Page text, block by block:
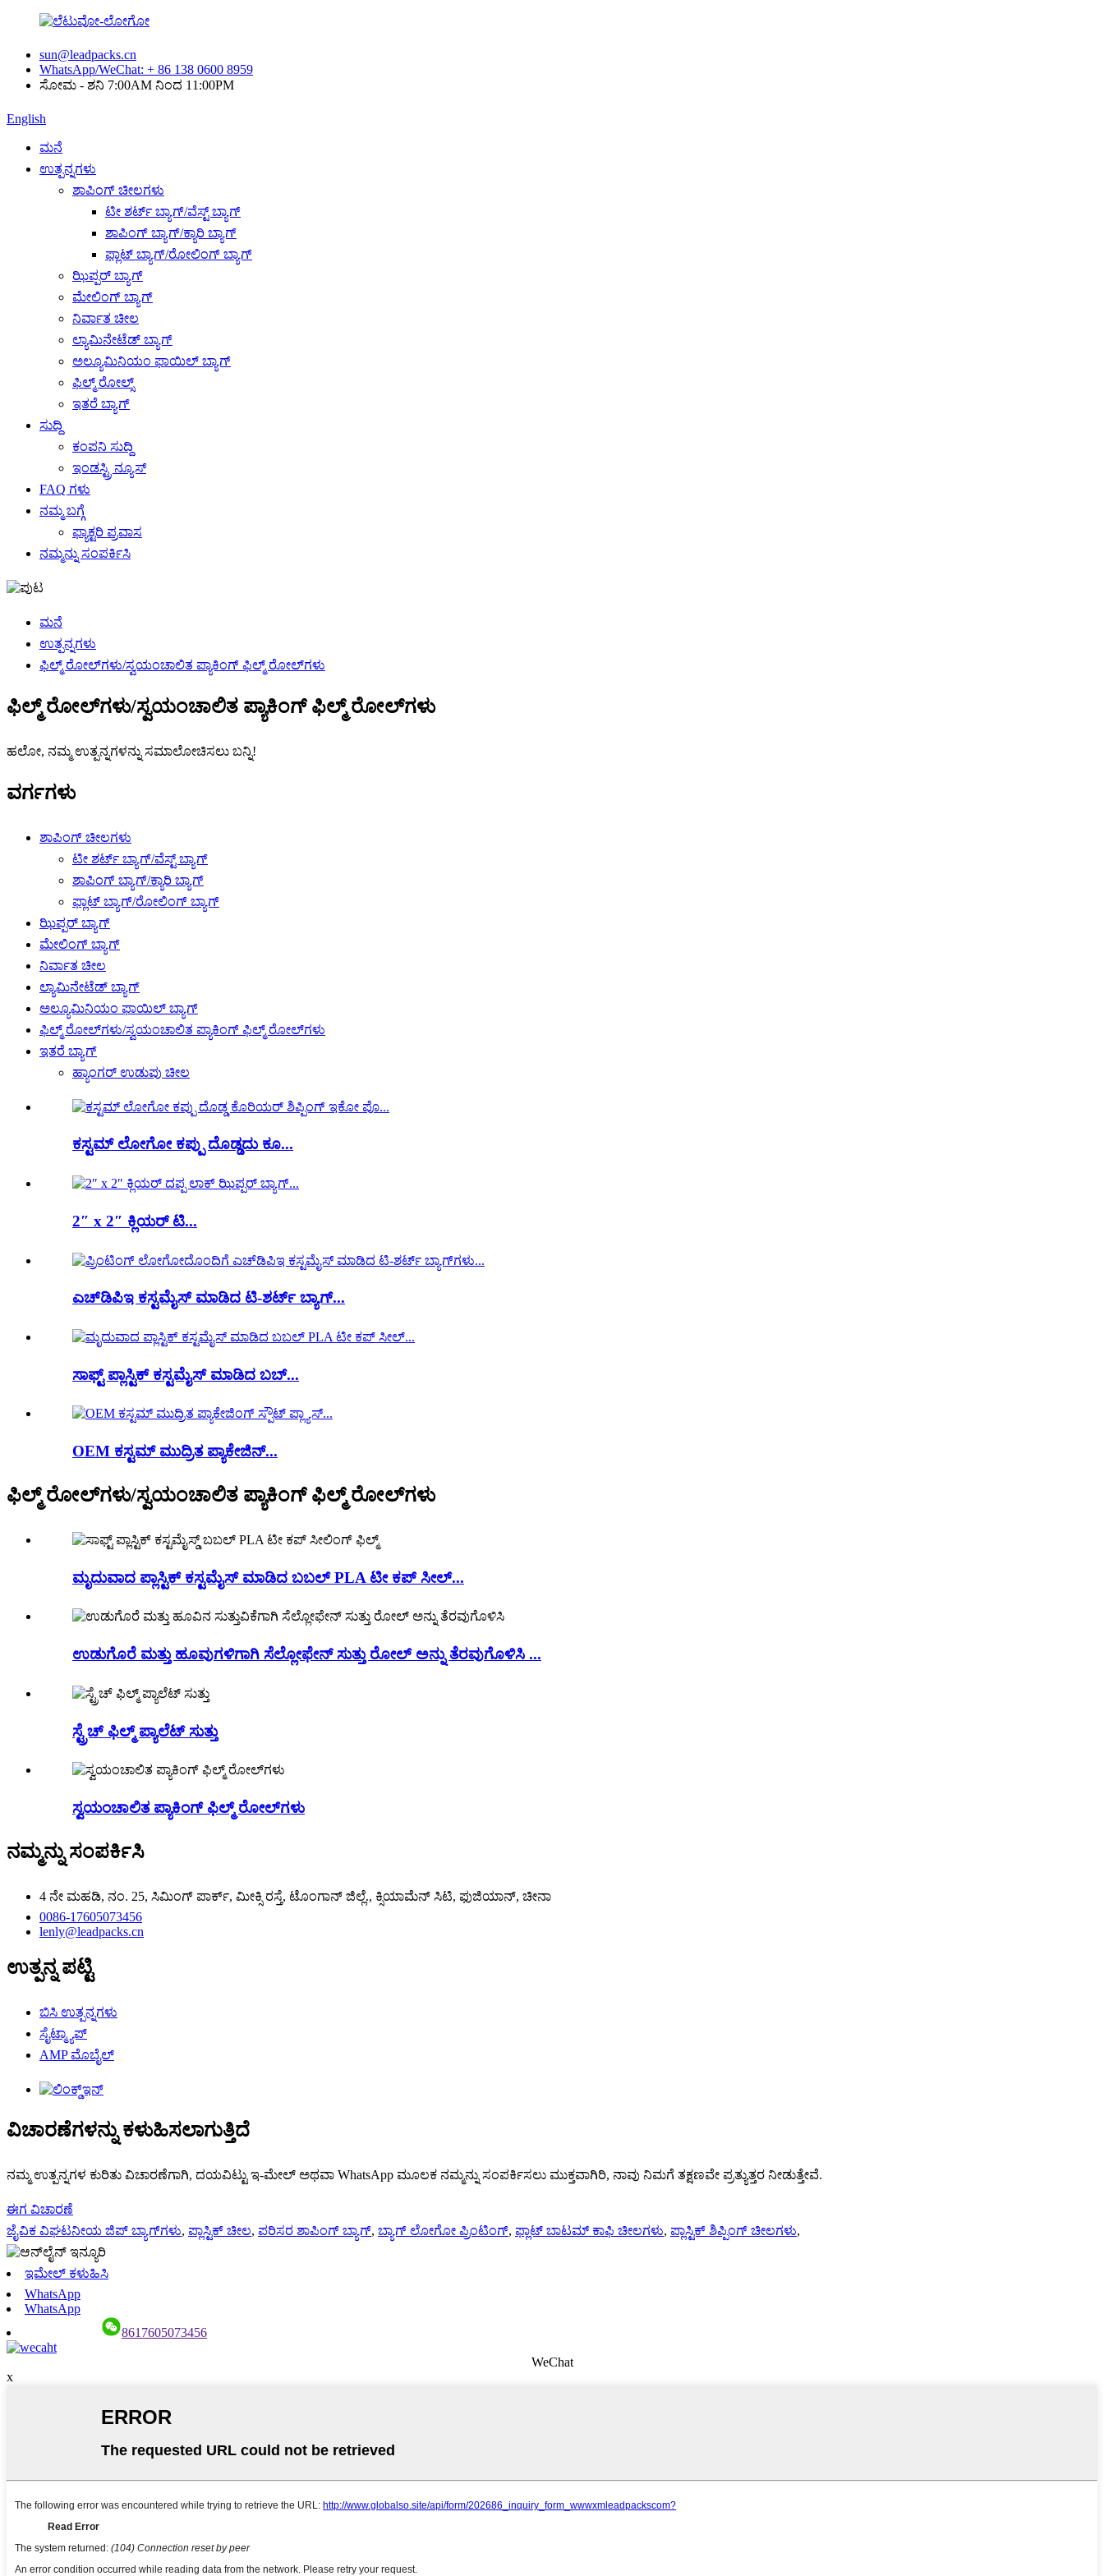
sun@leadpacks.cn
WhatsApp/WeChat: + 86 138 0600 8959
ಸೋಮ - ಶನಿ 7:00AM ನಿಂದ 11:00PM
English
ಮನೆ
ಉತ್ಪನ್ನಗಳು
ಶಾಪಿಂಗ್ ಚೀಲಗಳು
ಟೀ ಶರ್ಟ್ ಬ್ಯಾಗ್/ವೆಸ್ಟ್ ಬ್ಯಾಗ್
ಶಾಪಿಂಗ್ ಬ್ಯಾಗ್/ಕ್ಯಾರಿ ಬ್ಯಾಗ್
ಫ್ಲಾಟ್ ಬ್ಯಾಗ್/ರೋಲಿಂಗ್ ಬ್ಯಾಗ್
ಝಿಪ್ಪರ್ ಬ್ಯಾಗ್
ಮೇಲಿಂಗ್ ಬ್ಯಾಗ್
ನಿರ್ವಾತ ಚೀಲ
ಲ್ಯಾಮಿನೇಟೆಡ್ ಬ್ಯಾಗ್
ಅಲ್ಯೂಮಿನಿಯಂ ಫಾಯಿಲ್ ಬ್ಯಾಗ್
ಫಿಲ್ಮ್ ರೋಲ್ಸ್
ಇತರೆ ಬ್ಯಾಗ್
ಸುದ್ದಿ
ಕಂಪನಿ ಸುದ್ದಿ
ಇಂಡಸ್ಟ್ರಿ ನ್ಯೂಸ್
FAQ ಗಳು
ನಮ್ಮ ಬಗ್ಗೆ
ಫ್ಯಾಕ್ಟರಿ ಪ್ರವಾಸ
ನಮ್ಮನ್ನು ಸಂಪರ್ಕಿಸಿ
ಮನೆ
ಉತ್ಪನ್ನಗಳು
ಫಿಲ್ಮ್ ರೋಲ್‌ಗಳು/ಸ್ವಯಂಚಾಲಿತ ಪ್ಯಾಕಿಂಗ್ ಫಿಲ್ಮ್ ರೋಲ್‌ಗಳು
ಫಿಲ್ಮ್ ರೋಲ್‌ಗಳು/ಸ್ವಯಂಚಾಲಿತ ಪ್ಯಾಕಿಂಗ್ ಫಿಲ್ಮ್ ರೋಲ್‌ಗಳು
ಹಲೋ, ನಮ್ಮ ಉತ್ಪನ್ನಗಳನ್ನು ಸಮಾಲೋಚಿಸಲು ಬನ್ನಿ!
ವರ್ಗಗಳು
ಶಾಪಿಂಗ್ ಚೀಲಗಳು
ಟೀ ಶರ್ಟ್ ಬ್ಯಾಗ್/ವೆಸ್ಟ್ ಬ್ಯಾಗ್
ಶಾಪಿಂಗ್ ಬ್ಯಾಗ್/ಕ್ಯಾರಿ ಬ್ಯಾಗ್
ಫ್ಲಾಟ್ ಬ್ಯಾಗ್/ರೋಲಿಂಗ್ ಬ್ಯಾಗ್
ಝಿಪ್ಪರ್ ಬ್ಯಾಗ್
ಮೇಲಿಂಗ್ ಬ್ಯಾಗ್
ನಿರ್ವಾತ ಚೀಲ
ಲ್ಯಾಮಿನೇಟೆಡ್ ಬ್ಯಾಗ್
ಅಲ್ಯೂಮಿನಿಯಂ ಫಾಯಿಲ್ ಬ್ಯಾಗ್
ಫಿಲ್ಮ್ ರೋಲ್‌ಗಳು/ಸ್ವಯಂಚಾಲಿತ ಪ್ಯಾಕಿಂಗ್ ಫಿಲ್ಮ್ ರೋಲ್‌ಗಳು
ಇತರೆ ಬ್ಯಾಗ್
ಹ್ಯಾಂಗರ್ ಉಡುಪು ಚೀಲ
ಕಸ್ಟಮ್ ಲೋಗೋ ಕಪ್ಪು ದೊಡ್ಡದು ಕೂ...
2″ x 2″ ಕ್ಲಿಯರ್ ಟಿ...
ಎಚ್‌ಡಿಪಿಇ ಕಸ್ಟಮೈಸ್ ಮಾಡಿದ ಟಿ-ಶರ್ಟ್ ಬ್ಯಾಗ್...
ಸಾಫ್ಟ್ ಪ್ಲಾಸ್ಟಿಕ್ ಕಸ್ಟಮೈಸ್ ಮಾಡಿದ ಬಬ್...
OEM ಕಸ್ಟಮ್ ಮುದ್ರಿತ ಪ್ಯಾಕೇಜಿನ್...
ಫಿಲ್ಮ್ ರೋಲ್‌ಗಳು/ಸ್ವಯಂಚಾಲಿತ ಪ್ಯಾಕಿಂಗ್ ಫಿಲ್ಮ್ ರೋಲ್‌ಗಳು
ಮೃದುವಾದ ಪ್ಲಾಸ್ಟಿಕ್ ಕಸ್ಟಮೈಸ್ ಮಾಡಿದ ಬಬಲ್ PLA ಟೀ ಕಪ್ ಸೀಲ್...
ಉಡುಗೊರೆ ಮತ್ತು ಹೂವುಗಳಿಗಾಗಿ ಸೆಲ್ಲೋಫೇನ್ ಸುತ್ತು ರೋಲ್ ಅನ್ನು ತೆರವುಗೊಳಿಸಿ ...
ಸ್ಟ್ರೆಚ್ ಫಿಲ್ಮ್ ಪ್ಯಾಲೆಟ್ ಸುತ್ತು
ಸ್ವಯಂಚಾಲಿತ ಪ್ಯಾಕಿಂಗ್ ಫಿಲ್ಮ್ ರೋಲ್‌ಗಳು
ನಮ್ಮನ್ನು ಸಂಪರ್ಕಿಸಿ
4 ನೇ ಮಹಡಿ, ನಂ. 25, ಸಿಮಿಂಗ್ ಪಾರ್ಕ್, ಮೀಕ್ಸಿ ರಸ್ತೆ, ಟೊಂಗಾನ್ ಜಿಲ್ಲೆ., ಕ್ಸಿಯಾಮೆನ್ ಸಿಟಿ, ಫುಜಿಯಾನ್, ಚೀನಾ
0086-17605073456
lenly@leadpacks.cn
ಉತ್ಪನ್ನ ಪಟ್ಟಿ
ಬಿಸಿ ಉತ್ಪನ್ನಗಳು
ಸೈಟ್ಮ್ಯಾಪ್
AMP ಮೊಬೈಲ್
ವಿಚಾರಣೆಗಳನ್ನು ಕಳುಹಿಸಲಾಗುತ್ತಿದೆ
ನಮ್ಮ ಉತ್ಪನ್ನಗಳ ಕುರಿತು ವಿಚಾರಣೆಗಾಗಿ, ದಯವಿಟ್ಟು ಇ-ಮೇಲ್ ಅಥವಾ WhatsApp ಮೂಲಕ ನಮ್ಮನ್ನು ಸಂಪರ್ಕಿಸಲು ಮುಕ್ತವಾಗಿರಿ, ನಾವು ನಿಮಗೆ ತಕ್ಷಣವೇ ಪ್ರತ್ಯುತ್ತರ ನೀಡುತ್ತೇವೆ.
ಈಗ ವಿಚಾರಣೆ
ಜೈವಿಕ ವಿಘಟನೀಯ ಜಿಪ್ ಬ್ಯಾಗ್‌ಗಳು, ಪ್ಲಾಸ್ಟಿಕ್ ಚೀಲ, ಪರಿಸರ ಶಾಪಿಂಗ್ ಬ್ಯಾಗ್, ಬ್ಯಾಗ್ ಲೋಗೋ ಪ್ರಿಂಟಿಂಗ್, ಫ್ಲಾಟ್ ಬಾಟಮ್ ಕಾಫಿ ಚೀಲಗಳು, ಪ್ಲಾಸ್ಟಿಕ್ ಶಿಪ್ಪಿಂಗ್ ಚೀಲಗಳು,
ಇಮೇಲ್ ಕಳುಹಿಸಿ
WhatsApp
WhatsApp
8617605073456
WeChat
x